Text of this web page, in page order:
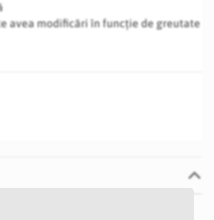
avea modificări în funcție de greutate